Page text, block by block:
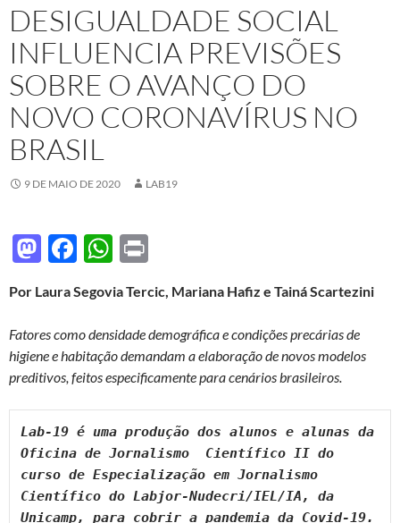
DESIGUALDADE SOCIAL
INFLUENCIA PREVISÕES
SOBRE O AVANÇO DO
NOVO CORONAVÍRUS NO
BRASIL
9 DE MAIO DE 2020 LAB19
M
to
d
o
n
F
e
b
o
o
k
W
at
s
A
p
p
nt
Por Laura Segovia Tercic, Mariana Hafiz e Tainá Scartezini
Fatores como densidade demográfica e condições precárias de
higiene e habitação demandam a elaboração de novos modelos
preditivos, feitos especificamente para cenários brasileiros.
Lab-19 é uma produção dos alunos e alunas da
Oficina de Jornalismo  Científico II do
curso de Especialização em Jornalismo
Científico do Labjor-Nudecri/IEL/IA, da
Unicamp, para cobrir a pandemia da Covid-19.